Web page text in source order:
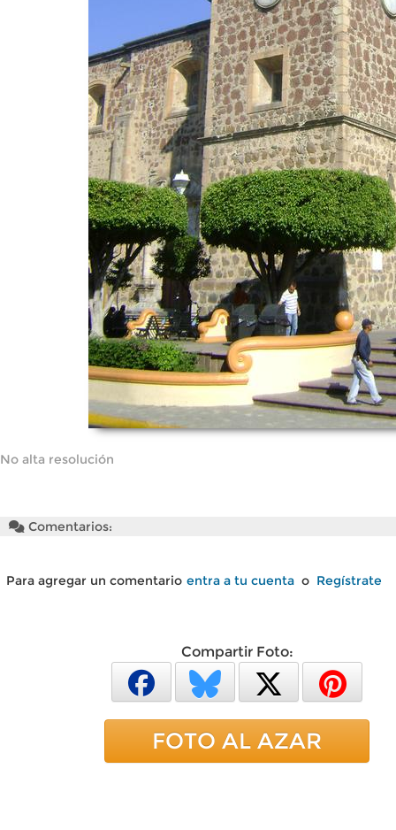
No alta resolución
Comentarios:
Para agregar un comentario entra a tu cuenta o Regístrate
Compartir Foto:
FOTO AL AZAR